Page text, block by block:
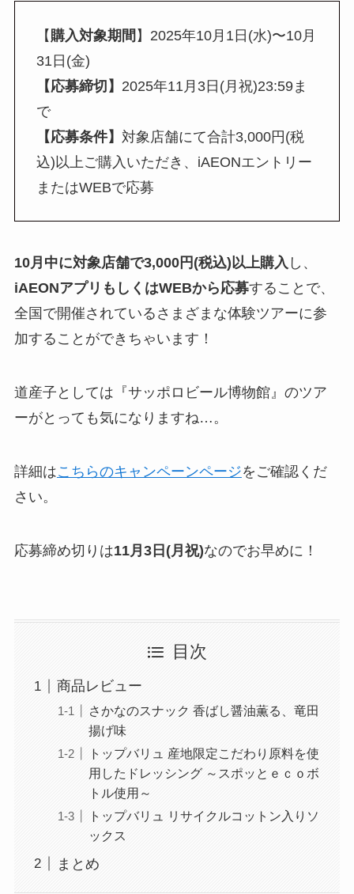
【 購入対象期間 】2025年10月1日(水)〜10月
31日(金)
【応募締切】 2025年11月3日(月祝)23:59ま
で
【応募条件】 対象店舗にて合計3,000円(税
込)以上ご購入いただき、iAEONエントリー
またはWEBで応募
10月中に対象店舗で3,000円(税込)以上購入 し、
iAEONアプリもしくはWEBから応募することで、
全国で開催されているさまざまな体験ツアーに参
加することができちゃいます！
道産子としては『サッポロビール博物館』のツア
ーがとっても気になりますね…。
詳細はこちらのキャンペーンページをご確認くだ
さい。
応募締め切りは11月3日(月祝)なのでお早めに！
目次
商品レビュー
さかなのスナック 香ばし醤油薫る、竜田
揚げ味
トップバリュ 産地限定こだわり原料を使
用したドレッシング ～スポッとｅｃｏボ
トル使用～
トップバリュ リサイクルコットン入りソ
ックス
まとめ